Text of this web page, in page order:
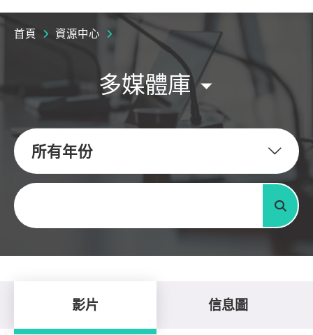
首頁 資源中心
多媒體庫
所有年份
關鍵字
搜尋
影片 信息圖